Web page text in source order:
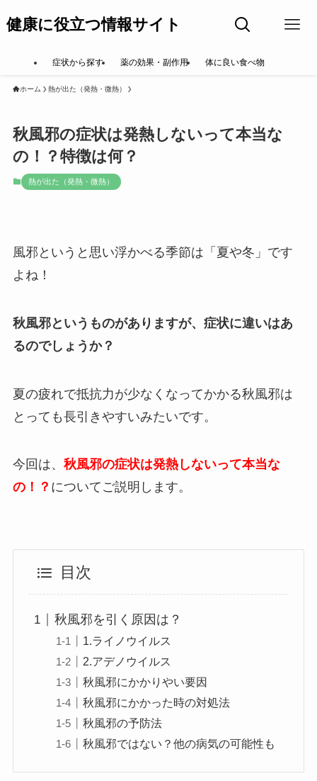
健康に役立つ情報サイト
症状から探す 薬の効果・副作用 体に良い食べ物
ホーム 熱が出た（発熱・微熱）
秋風邪の症状は発熱しないって本当な
の！？特徴は何？
熱が出た（発熱・微熱）
風邪というと思い浮かべる季節は「夏や冬」です
よね！
秋風邪というものがありますが、症状に違いはあ
るのでしょうか？
夏の疲れで抵抗力が少なくなってかかる秋風邪は
とっても長引きやすいみたいです。
今回は、 秋風邪の症状は発熱しないって本当な
の！？ についてご説明します。
目次
秋風邪を引く原因は？
1.ライノウイルス
2.アデノウイルス
秋風邪にかかりやい要因
秋風邪にかかった時の対処法
秋風邪の予防法
秋風邪ではない？他の病気の可能性も